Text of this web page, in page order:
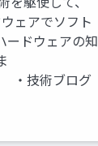
ェアでソフト
ードウェアの知
技術ブログ